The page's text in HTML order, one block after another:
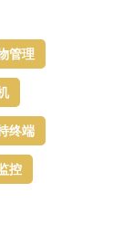
管理
终端
控